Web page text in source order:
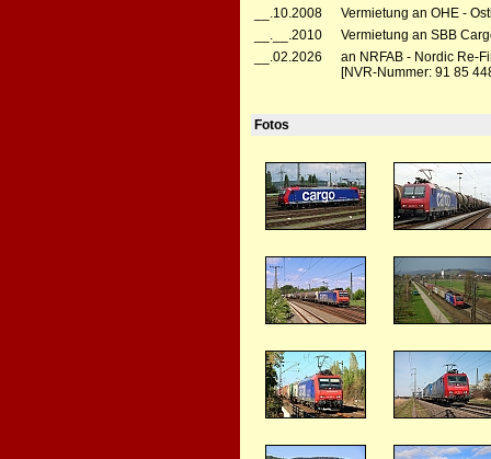
__.10.2008
Vermietung an OHE -
__.__.2010
Vermietung an SBB
__.02.2026
an NRFAB - Nordic Re-
[NVR-Nummer: 91 85
Fotos